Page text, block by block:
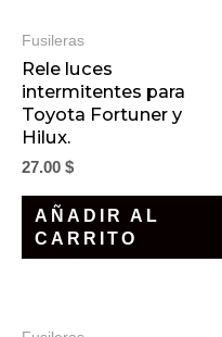
Fusileras
Rele luces
intermitentes para
Toyota Fortuner y
Hilux.
27.00 $
AÑADIR AL
CARRITO